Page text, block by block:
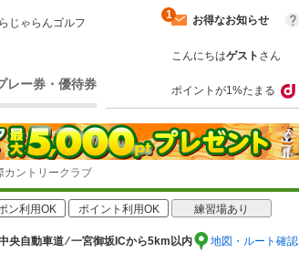
じゃらんゴルフ
レー券・優待券
お得なお知らせ
1
こんにちはゲスト さん
ポイントが1%たまる
カントリークラブ
ン利用OK ポイント利用OK 練習場あり
央自動車道 ⁄ 一宮御坂ICから5km以内 地図・ルート確認